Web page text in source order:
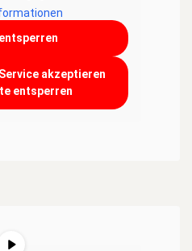
akzeptieren
entsperren